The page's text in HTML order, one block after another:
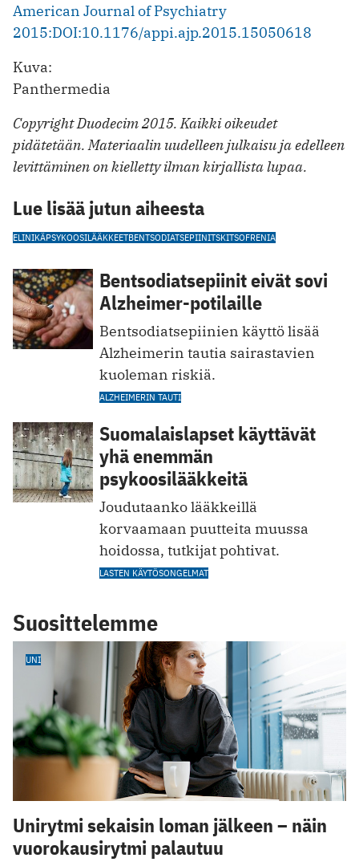
American Journal of Psychiatry
2015:DOI:10.1176/appi.ajp.2015.15050618
Kuva:
Panthermedia
Copyright Duodecim 2015. Kaikki oikeudet
pidätetään. Materiaalin uudelleen julkaisu ja edelleen
levittäminen on kielletty ilman kirjallista lupaa.
Lue lisää jutun aiheesta
ELINIKÄPSYKOOSILÄÄKKEETBENTSODIATSEPIINITSKITSOFRENIA
Bentsodiatsepiinit eivät sovi
Alzheimer-potilaille
Bentsodiatsepiinien käyttö lisää
Alzheimerin tautia sairastavien
kuoleman riskiä.
ALZHEIMERIN TAUTI
Suomalaislapset käyttävät
yhä enemmän
psykoosilääkkeitä
Joudutaanko lääkkeillä
korvaamaan puutteita muussa
hoidossa, tutkijat pohtivat.
LASTEN KÄYTÖSONGELMAT
Suosittelemme
UNI
Unirytmi sekaisin loman jälkeen – näin
vuorokausirytmi palautuu